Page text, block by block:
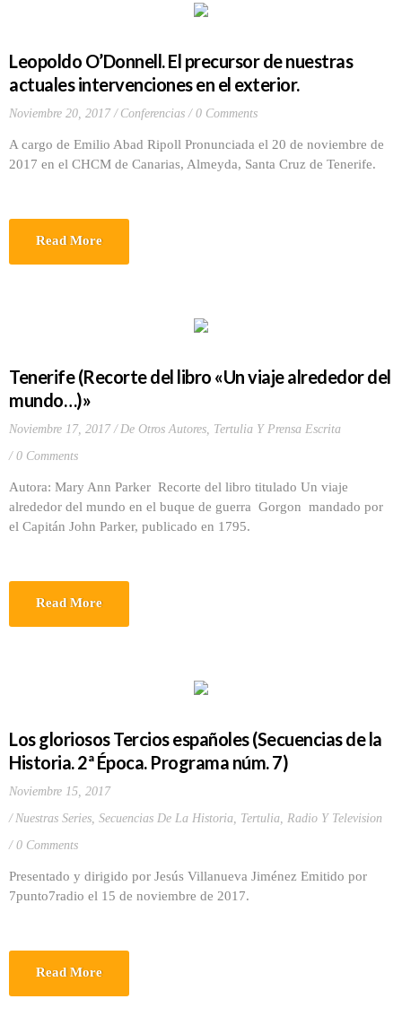
Leopoldo O’Donnell. El precursor de nuestras
actuales intervenciones en el exterior.
Noviembre 20, 2017 Conferencias 0 Comments
A cargo de Emilio Abad Ripoll Pronunciada el 20 de noviembre de
2017 en el CHCM de Canarias, Almeyda, Santa Cruz de Tenerife.
Read More
Tenerife (Recorte del libro «Un viaje alrededor del
mundo…)»
Noviembre 17, 2017 De Otros Autores, Tertulia Y Prensa Escrita
0 Comments
Autora: Mary Ann Parker Recorte del libro titulado Un viaje
alrededor del mundo en el buque de guerra Gorgon mandado por
el Capitán John Parker, publicado en 1795.
Read More
Los gloriosos Tercios españoles (Secuencias de la
Historia. 2ª Época. Programa núm. 7)
Noviembre 15, 2017
Nuestras Series, Secuencias De La Historia, Tertulia, Radio Y Television
0 Comments
Presentado y dirigido por Jesús Villanueva Jiménez Emitido por
7punto7radio el 15 de noviembre de 2017.
Read More